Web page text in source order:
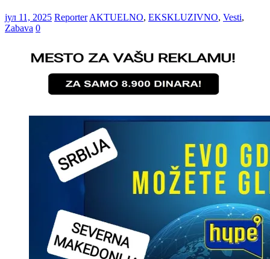
јул 11, 2025 Reporter AKTUELNO, EKSKLUZIVNO, Vesti,
Zabava 0